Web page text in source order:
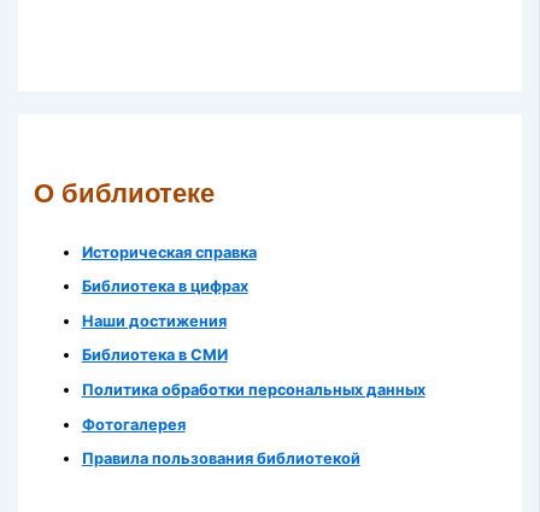
О библиотеке
Историческая справка
Библиотека в цифрах
Наши достижения
Библиотека в СМИ
Политика обработки персональных данных
Фотогалерея
Правила пользования библиотекой